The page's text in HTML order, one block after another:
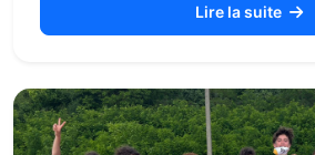
Lire la suite